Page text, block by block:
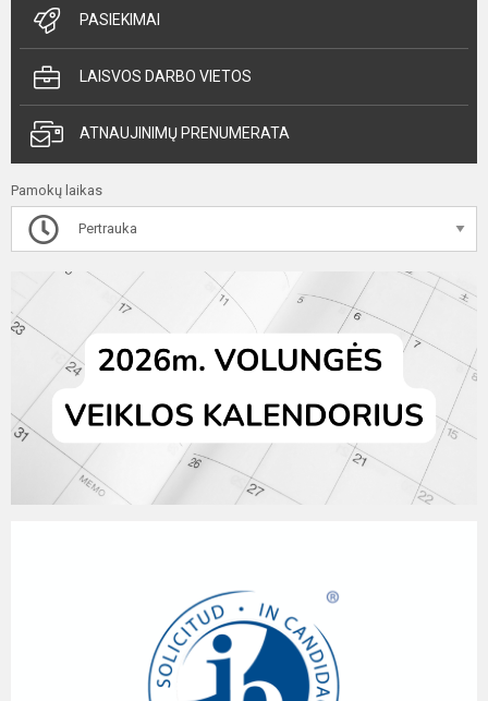
PASIEKIMAI
LAISVOS DARBO VIETOS
ATNAUJINIMŲ PRENUMERATA
Pamokų laikas
Pertrauka